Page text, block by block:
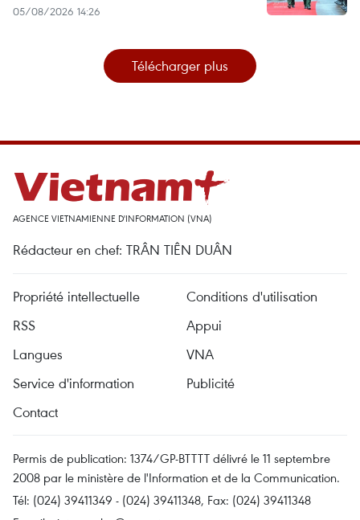
05/08/2026 14:26
Télécharger plus
AGENCE VIETNAMIENNE D'INFORMATION (VNA)
Rédacteur en chef: TRÂN TIÊN DUÂN
Propriété intellectuelle
Conditions d'utilisation
RSS
Appui
Langues
VNA
Service d'information
Publicité
Contact
Permis de publication: 1374/GP-BTTTT délivré le 11 septembre
2008 par le ministère de l'Information et de la Communication.
Tél: (024) 39411349 - (024) 39411348, Fax: (024) 39411348